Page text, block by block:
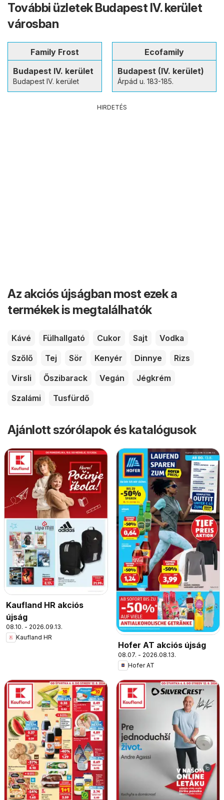
További üzletek Budapest IV. kerület
városban
Family Frost
Budapest IV. kerület
Budapest IV. kerület
Ecofamily
Budapest (IV. kerület)
Árpád u. 183-185.
HIRDETÉS
Az akciós újságban most ezek a
termékek is megtalálhatók
Kávé Fülhallgató Cukor Sajt
Vodka
Szőlő
Tej Sör Kenyér Dinnye
Rizs
Virsli
Őszibarack Vegán
Jégkrém
Szalámi
Tusfürdő
Ajánlott szórólapok és katalógusok
Kaufland HR akciós
újság
08.10. - 2026.09.13.
Kaufland HR
Hofer AT akciós újság
08.07. - 2026.08.13.
Hofer AT